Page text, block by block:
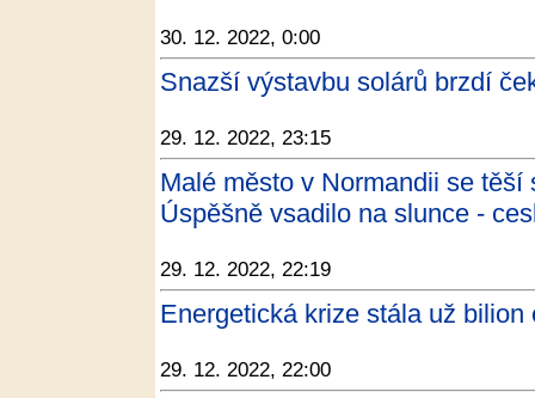
30. 12. 2022, 0:00
Snazší výstavbu solárů brzdí
29. 12. 2022, 23:15
Malé město v Normandii se
Úspěšně vsadilo na slunce -
29. 12. 2022, 22:19
Energetická krize stála už bilion
29. 12. 2022, 22:00